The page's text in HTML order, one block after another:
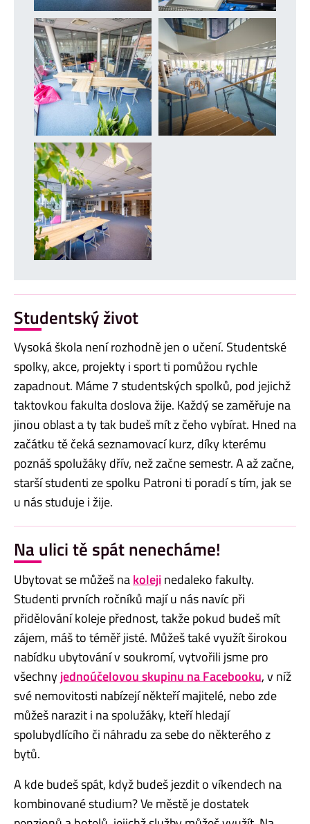
Studentský život
Vysoká škola není rozhodně jen o učení. Studentské
spolky, akce, projekty i sport ti pomůžou rychle
zapadnout. Máme 7 studentských spolků, pod jejichž
taktovkou fakulta doslova žije. Každý se zaměřuje na
jinou oblast a ty tak budeš mít z čeho vybírat. Hned na
začátku tě čeká seznamovací kurz, díky kterému
poznáš spolužáky dřív, než začne semestr. A až začne,
starší studenti ze spolku Patroni ti poradí s tím, jak se
u nás studuje i žije.
Na ulici tě spát nenecháme!
Ubytovat se můžeš nakolejinedaleko fakulty.
Studenti prvních ročníků mají u nás navíc při
přidělování koleje přednost, takže pokud budeš mít
zájem, máš to téměř jisté. Můžeš také využít širokou
nabídku ubytování v soukromí, vytvořili jsme pro
všechnyjednoúčelovou skupinu na Facebooku, v níž
své nemovitosti nabízejí někteří majitelé, nebo zde
můžeš narazit i na spolužáky, kteří hledají
spolubydlícího či náhradu za sebe do některého z
bytů.
A kde budeš spát, když budeš jezdit o víkendech na
kombinované studium? Ve městě je dostatek